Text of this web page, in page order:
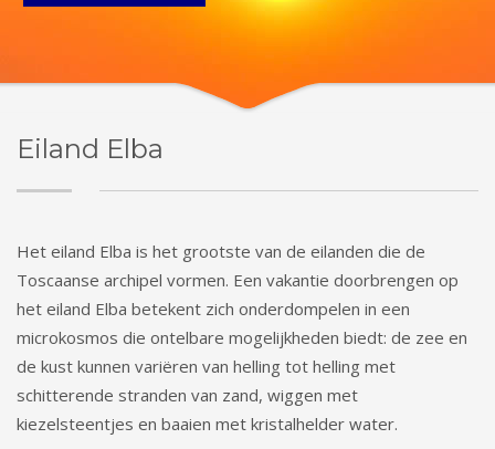
Eiland Elba
Het eiland Elba is het grootste van de eilanden die de
Toscaanse archipel vormen. Een vakantie doorbrengen op
het eiland Elba betekent zich onderdompelen in een
microkosmos die ontelbare mogelijkheden biedt: de zee en
de kust kunnen variëren van helling tot helling met
schitterende stranden van zand, wiggen met
kiezelsteentjes en baaien met kristalhelder water.